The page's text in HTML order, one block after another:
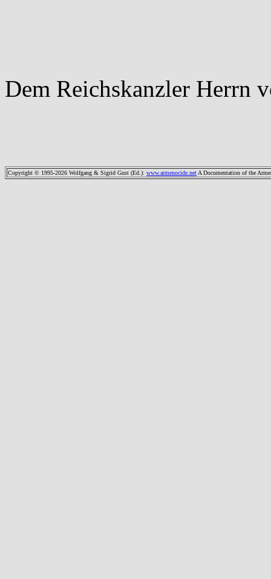
Dem Reichskanzler Herrn
Copyright © 1995-2026 Wolfgang & Sigrid Gust (Ed.): www.armenocide.net A Documentation of the